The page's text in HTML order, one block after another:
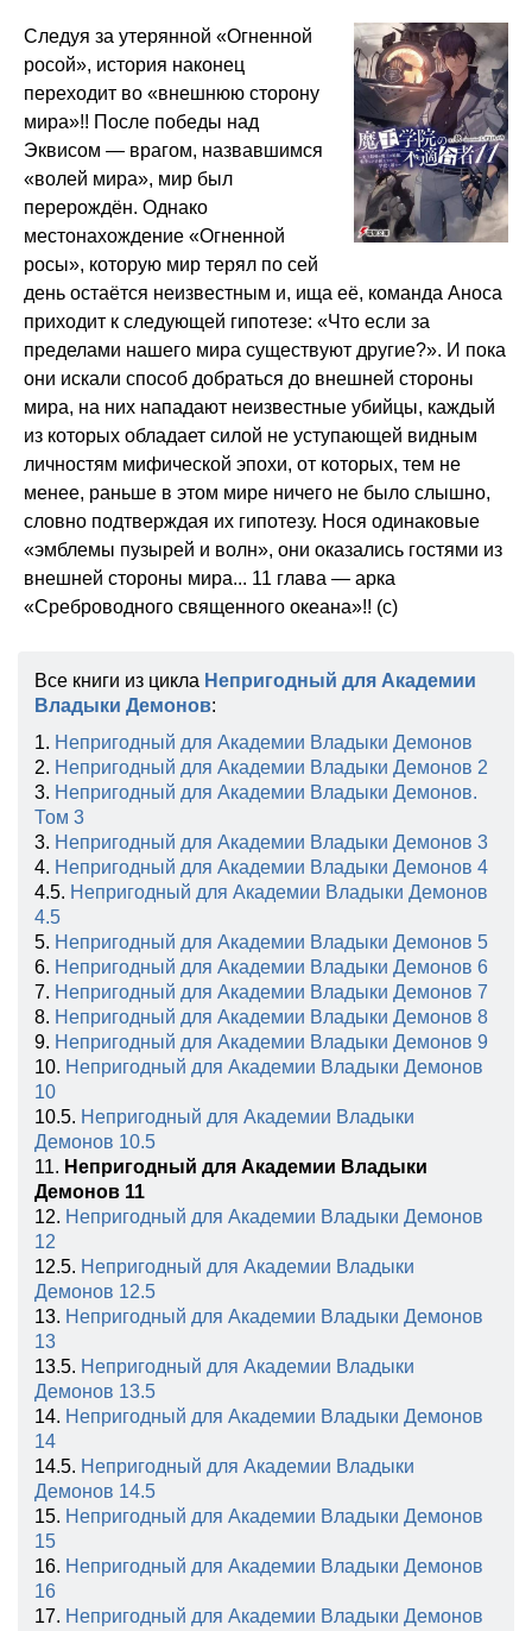
Следуя за утерянной «Огненной
росой», история наконец
переходит во «внешнюю сторону
мира»!! После победы над
Эквисом — врагом, назвавшимся
«волей мира», мир был
перерождён. Однако
местонахождение «Огненной
росы», которую мир терял по сей
день остаётся неизвестным и, ища её, команда Аноса
приходит к следующей гипотезе: «Что если за
пределами нашего мира существуют другие?». И пока
они искали способ добраться до внешней стороны
мира, на них нападают неизвестные убийцы, каждый
из которых обладает силой не уступающей видным
личностям мифической эпохи, от которых, тем не
менее, раньше в этом мире ничего не было слышно,
словно подтверждая их гипотезу. Нося одинаковые
«эмблемы пузырей и волн», они оказались гостями из
внешней стороны мира... 11 глава — арка
«Среброводного священного океана»!! (с)
Все книги из цикла Непригодный для Академии
Владыки Демонов:
1. Непригодный для Академии Владыки Демонов
2. Непригодный для Академии Владыки Демонов 2
3. Непригодный для Академии Владыки Демонов.
Том 3
3. Непригодный для Академии Владыки Демонов 3
4. Непригодный для Академии Владыки Демонов 4
4.5. Непригодный для Академии Владыки Демонов
4.5
5. Непригодный для Академии Владыки Демонов 5
6. Непригодный для Академии Владыки Демонов 6
7. Непригодный для Академии Владыки Демонов 7
8. Непригодный для Академии Владыки Демонов 8
9. Непригодный для Академии Владыки Демонов 9
10. Непригодный для Академии Владыки Демонов
10
10.5. Непригодный для Академии Владыки
Демонов 10.5
11. Непригодный для Академии Владыки
Демонов 11
12. Непригодный для Академии Владыки Демонов
12
12.5. Непригодный для Академии Владыки
Демонов 12.5
13. Непригодный для Академии Владыки Демонов
13
13.5. Непригодный для Академии Владыки
Демонов 13.5
14. Непригодный для Академии Владыки Демонов
14
14.5. Непригодный для Академии Владыки
Демонов 14.5
15. Непригодный для Академии Владыки Демонов
15
16. Непригодный для Академии Владыки Демонов
16
17. Непригодный для Академии Владыки Демонов